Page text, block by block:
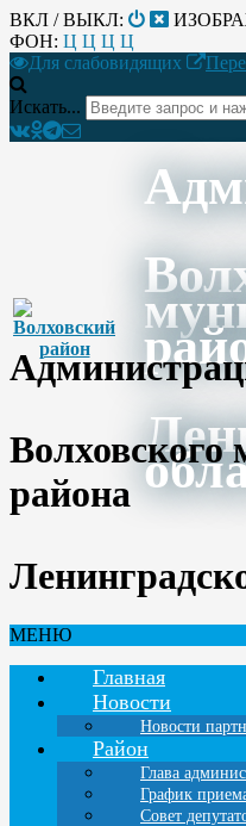
ВКЛ / ВЫКЛ:
ФОН: Ц Ц Ц Ц
Для слабовидящих
Искать...
Волховского
района
МЕНЮ
Главная
Новости
Новости
Район
Глава
График
Совет